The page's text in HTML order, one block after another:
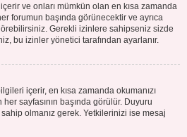
ve onları mümkün olan en kısa zamanda
forumun başında görünecektir ve ayrıca
Gerekli izinlere sahipseniz sizde
bu izinler yönetici tarafından ayarlanır.
içerir, en kısa zamanda okumanızı
sayfasının başında görülür. Duyuru
olmanız gerek. Yetkilerinizi ise mesaj